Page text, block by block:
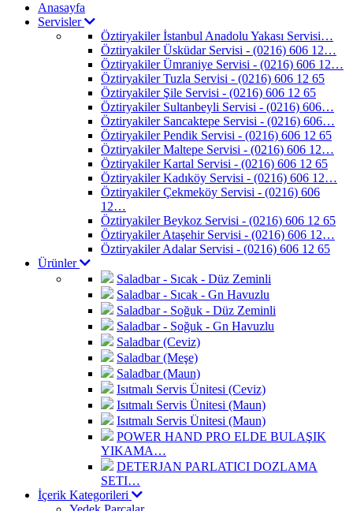
Anasayfa
Servisler
Öztiryakiler İstanbul Anadolu Yakası Servisi…
Öztiryakiler Üsküdar Servisi - (0216) 606 12…
Öztiryakiler Ümraniye Servisi - (0216) 606 12…
Öztiryakiler Tuzla Servisi - (0216) 606 12 65
Öztiryakiler Şile Servisi - (0216) 606 12 65
Öztiryakiler Sultanbeyli Servisi - (0216) 606…
Öztiryakiler Sancaktepe Servisi - (0216) 606…
Öztiryakiler Pendik Servisi - (0216) 606 12 65
Öztiryakiler Maltepe Servisi - (0216) 606 12…
Öztiryakiler Kartal Servisi - (0216) 606 12 65
Öztiryakiler Kadıköy Servisi - (0216) 606 12…
Öztiryakiler Çekmeköy Servisi - (0216) 606
12…
Öztiryakiler Beykoz Servisi - (0216) 606 12 65
Öztiryakiler Ataşehir Servisi - (0216) 606 12…
Öztiryakiler Adalar Servisi - (0216) 606 12 65
Ürünler
Saladbar - Sıcak - Düz Zeminli
Saladbar - Sıcak - Gn Havuzlu
Saladbar - Soğuk - Düz Zeminli
Saladbar - Soğuk - Gn Havuzlu
Saladbar (Ceviz)
Saladbar (Meşe)
Saladbar (Maun)
Isıtmalı Servis Ünitesi (Ceviz)
Isıtmalı Servis Ünitesi (Maun)
Isıtmalı Servis Ünitesi (Maun)
POWER HAND PRO ELDE BULAŞIK
YIKAMA…
DETERJAN PARLATICI DOZLAMA
SETI…
İçerik Kategorileri